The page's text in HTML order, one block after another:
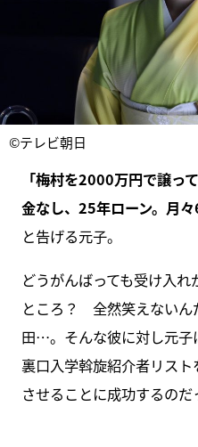
©テレビ朝日
「梅村を2000万円で譲っ
金なし、25年ローン。月
と告げる元子。
どうがんばっても受け入
ところ？ 全然笑えないん
田…。そんな彼に対し元子
裏口入学斡旋紹介者リス
させることに成功するのだ